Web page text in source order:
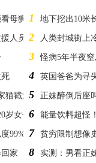
母狮跟人走
人员开心摇尾
戳洞洞
岁女子惨被控5罪！
99%
家
1 地下挖出10米
2 人类封城街上
3 怪病5年半夜
4 英国爸爸为寻
5 正妹醉倒后座
6 能量饮料超怪
7 贫穷限制想像
8 实测：男看正